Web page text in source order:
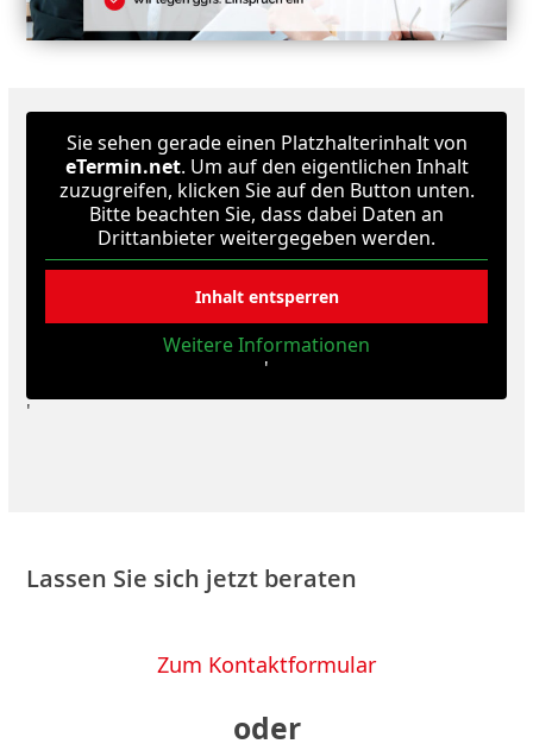
Sie sehen gerade einen Platzhalterinhalt von
eTermin.net. Um auf den eigentlichen Inhalt
zuzugreifen, klicken Sie auf den Button unten.
Bitte beachten Sie, dass dabei Daten an
Drittanbieter weitergegeben werden.
Inhalt entsperren
Weitere Informationen
'
'
Lassen Sie sich jetzt beraten
Zum Kontaktformular
oder